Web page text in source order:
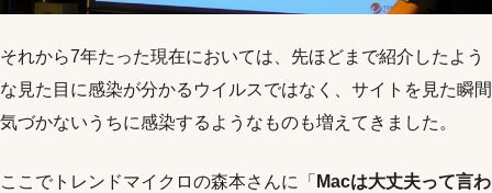
それから7年たった現在においては、先ほどまで紹介したよう
な見た目に感染が分かるウイルスではなく、サイトを見た瞬間
気づかないうちに感染するようなものも増えてきました。
ここでトレンドマイクロの森本さんに「 Macは大丈夫って言わ